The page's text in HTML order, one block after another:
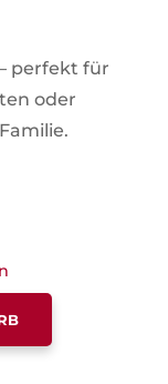
perfekt für
oder